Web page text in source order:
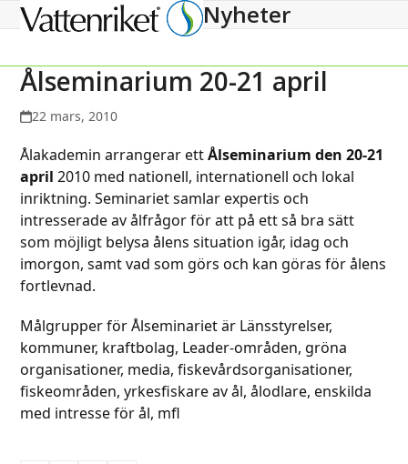
Open
menu
Close
menu
Nyheter
Ålseminarium 20-21 april
22 mars, 2010
Ålakademin arrangerar ettÅlseminarium den 20-21
april 2010 med nationell, internationell och lokal
inriktning. Seminariet samlar expertis och
intresserade av ålfrågor för att på ett så bra sätt
som möjligt belysa ålens situation igår, idag och
imorgon, samt vad som görs och kan göras för ålens
fortlevnad.
Målgrupper för Ålseminariet är Länsstyrelser,
kommuner, kraftbolag, Leader-områden, gröna
organisationer, media, fiskevårdsorganisationer,
fiskeområden, yrkesfiskare av ål, ålodlare, enskilda
med intresse för ål, mfl